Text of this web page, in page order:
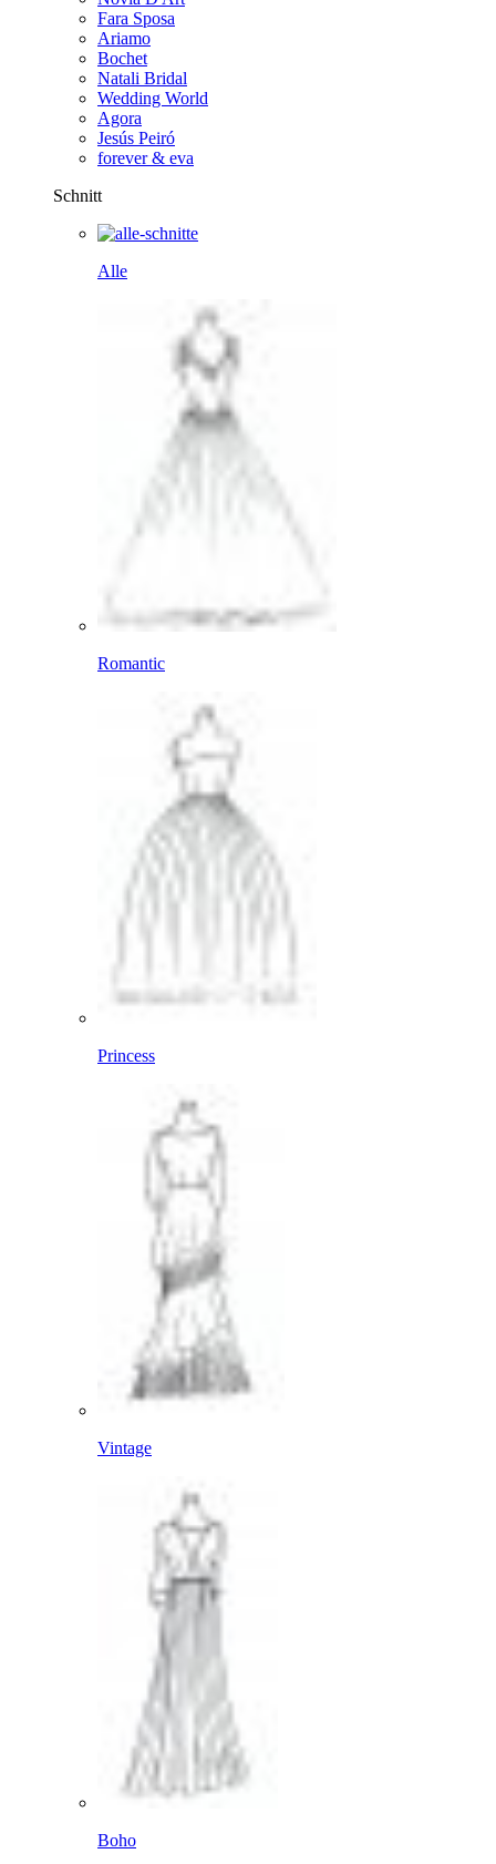
Fara Sposa
Ariamo
Bochet
Natali Bridal
Wedding World
Agora
Jesús Peiró
forever & eva
Schnitt
Alle
Romantic
Princess
Vintage
Boho